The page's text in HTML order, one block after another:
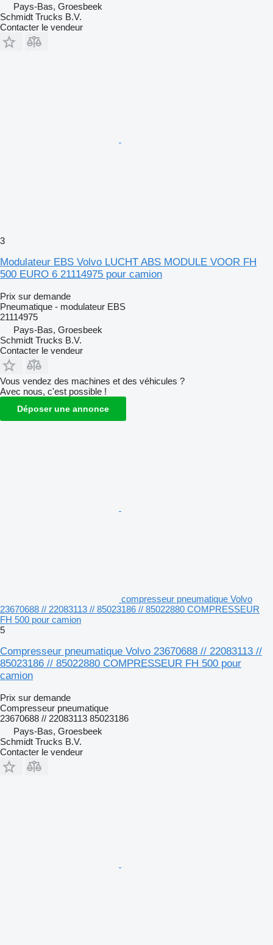
Pays-Bas, Groesbeek
Schmidt Trucks B.V.
Contacter le vendeur
3
Modulateur EBS Volvo LUCHT ABS MODULE VOOR FH
500 EURO 6 21114975 pour camion
Prix sur demande
Pneumatique - modulateur EBS
21114975
Pays-Bas, Groesbeek
Schmidt Trucks B.V.
Contacter le vendeur
Vous vendez des machines et des véhicules ?
Avec nous, c'est possible !
Déposer une annonce
compresseur pneumatique Volvo
23670688 // 22083113 // 85023186 // 85022880 COMPRESSEUR
FH 500 pour camion
5
Compresseur pneumatique Volvo 23670688 // 22083113 //
85023186 // 85022880 COMPRESSEUR FH 500 pour
camion
Prix sur demande
Compresseur pneumatique
23670688 // 22083113 85023186
Pays-Bas, Groesbeek
Schmidt Trucks B.V.
Contacter le vendeur